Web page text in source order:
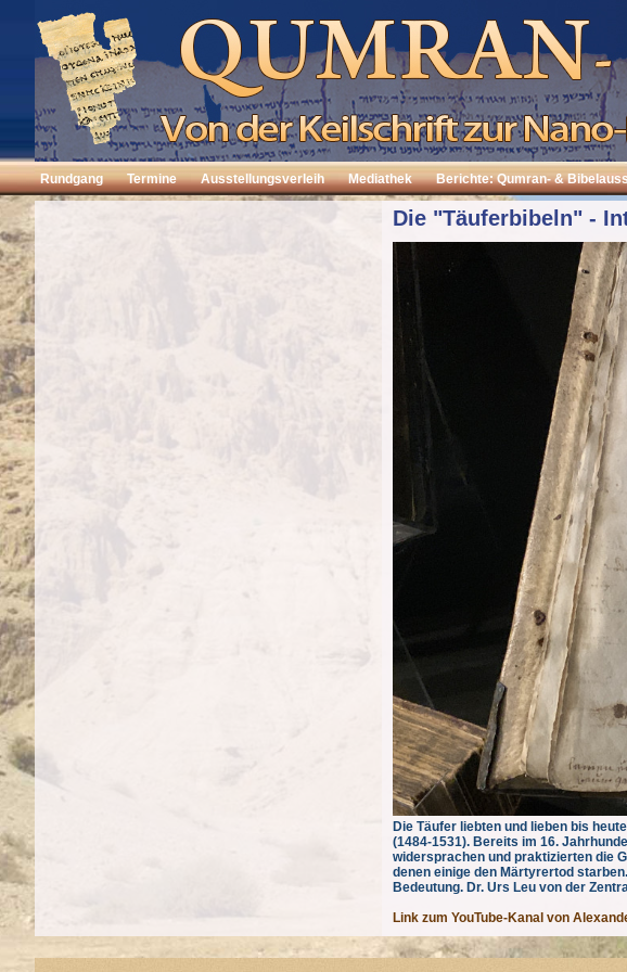
Rundgang Termine Ausstellungsverleih Mediathek Berichte: Qumran- &
Die "Täuferbibeln" -
Die Täufer liebten und lieben bis
(1484-1531). Bereits im 16.
widersprachen und praktizierten die
denen einige den Märtyrertod
Bedeutung. Dr. Urs Leu von der
Link zum YouTube-Kanal von